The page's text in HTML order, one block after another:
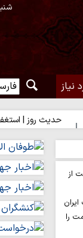
شنبه ۱۷
نیاز
روز | استغفار حضرت
از
را